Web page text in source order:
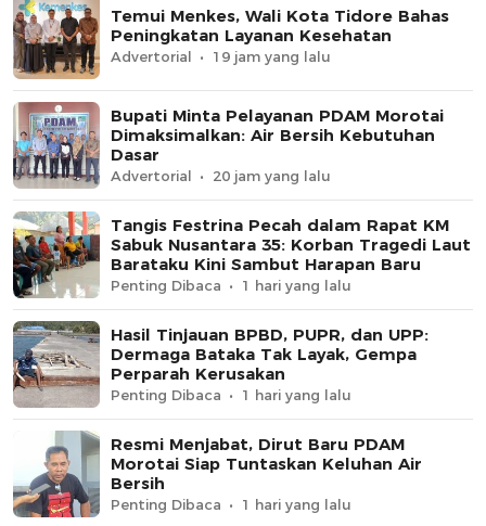
Temui Menkes, Wali Kota Tidore Bahas
Peningkatan Layanan Kesehatan
Advertorial 19 jam yang lalu
Bupati Minta Pelayanan PDAM Morotai
Dimaksimalkan: Air Bersih Kebutuhan
Dasar
Advertorial 20 jam yang lalu
Tangis Festrina Pecah dalam Rapat KM
Sabuk Nusantara 35: Korban Tragedi Laut
Barataku Kini Sambut Harapan Baru
Penting Dibaca 1 hari yang lalu
Hasil Tinjauan BPBD, PUPR, dan UPP:
Dermaga Bataka Tak Layak, Gempa
Perparah Kerusakan
Penting Dibaca 1 hari yang lalu
Resmi Menjabat, Dirut Baru PDAM
Morotai Siap Tuntaskan Keluhan Air
Bersih
Penting Dibaca 1 hari yang lalu